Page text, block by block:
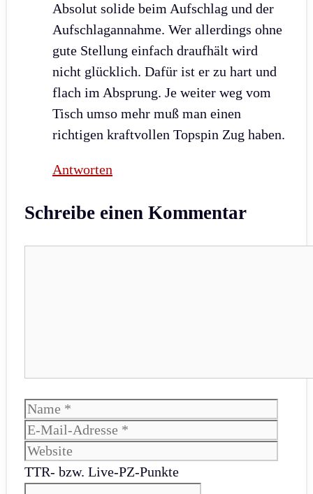
Absolut solide beim Aufschlag und der
Aufschlagannahme. Wer allerdings ohne
gute Stellung einfach draufhält wird
nicht glücklich. Dafür ist er zu hart und
flach im Absprung. Je weiter weg vom
Tisch umso mehr muß man einen
richtigen kraftvollen Topspin Zug haben.
Antworten
Schreibe einen Kommentar
Name
TTR- bzw. Live-PZ-Punkte